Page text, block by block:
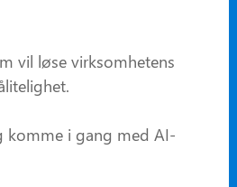
vil løse virksomhetens
komme i gang med AI-